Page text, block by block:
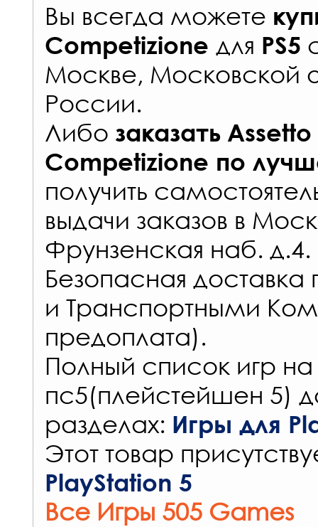
Вы всегда можете
Competizione для PS5
Москве, Московской
России.
Либо заказать
Competizione по
получить
выдачи заказов в
Фрунзенская наб. д.4.
Безопасная
и Транспортными
предоплата).
Полный список игр на
пс5(плейстейшен 5)
разделах: Игры для
Этот товар
PlayStation 5
Все Игры 505 Games